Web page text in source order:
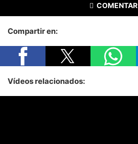
COMENTAR
Compartir en:
Vídeos relacionados: